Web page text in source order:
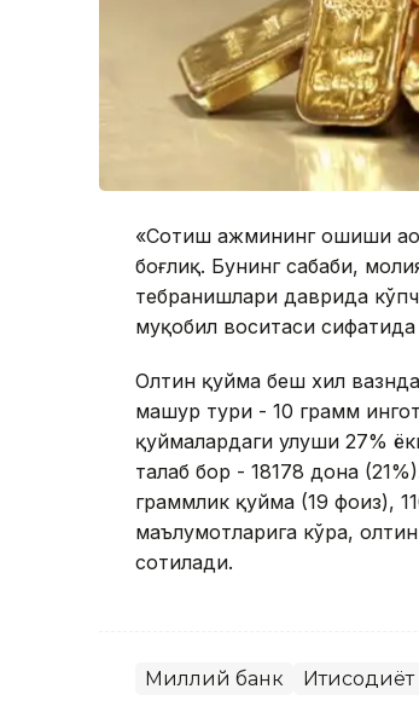
«Сотиш ҳажмининг ошиши
боғлиқ. Бунинг сабаби,
тебранишлари даврида
муқобил воситаси
Олтин қуйма беш хил
машҳур тури - 10 грамм
қуймалардаги улуши 27%
талаб бор - 18178 дона
граммлик қуйма (19 фоиз),
маълумотларига кўра,
сотилади.
Миллий банк Иқтисодиёт